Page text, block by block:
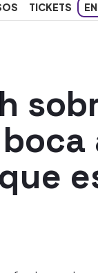
TICKETS